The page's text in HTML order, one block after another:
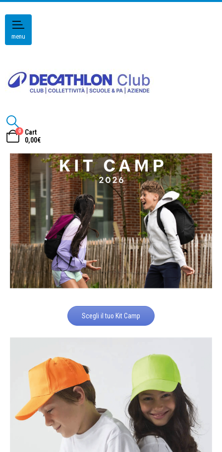
menu
0
Cart
0,00€
Scegli il tuo Kit Camp